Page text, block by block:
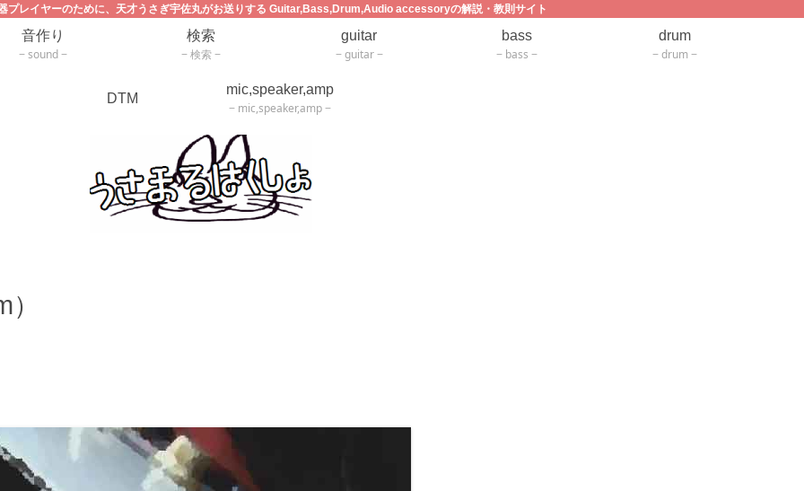
プレイヤーのために、天才うさぎ宇佐丸がお送りする Guitar,Bass,Drum,Audio accessoryの解説・教則サイト
音作り
sound
検索
検索
guitar
guitar
bass
bass
drum
drum
DTM
mic,speaker,amp
mic,speaker,amp